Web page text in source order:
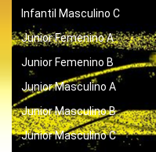
Infantil Masculino C
Junior Femenino A
Junior Femenino B
Junior Masculino A
Junior Masculino B
Junior Masculino C